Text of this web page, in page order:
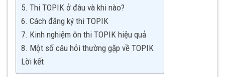
5. Thi TOPIK ở đâu và khi nào?
6. Cách đăng ký thi TOPIK
7. Kinh nghiệm ôn thi TOPIK hiệu quả
8. Một số câu hỏi thường gặp về TOPIK
Lời kết